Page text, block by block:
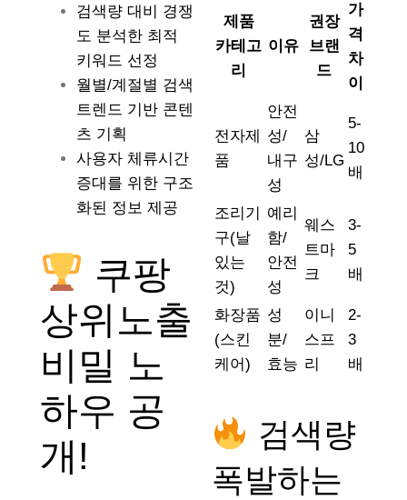
검색량 대비 경쟁
도 분석한 최적
키워드 선정
월별/계절별 검색
트렌드 기반 콘텐
츠 기획
사용자 체류시간
증대를 위한 구조
화된 정보 제공
쿠팡
상위노출
비밀 노
하우 공
개!
제품
카테고
리
이유
권장
브랜
드
가
격
차
이
전자제
품
안전
성/
내구
성
삼
성/LG
5-
10
배
조리기
구(날
있는
것)
예리
함/
안전
성
웨스
트마
크
3-
5
배
화장품
(스킨
케어)
성
분/
효능
이니
스프
리
2-
3
배
검색량
폭발하는